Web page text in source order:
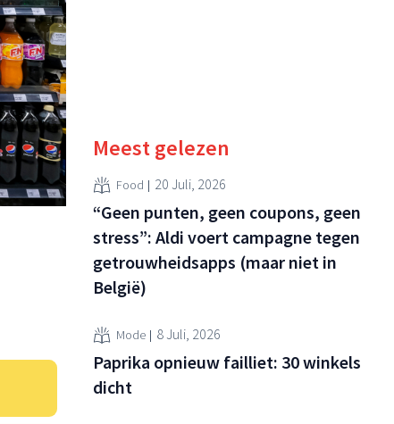
Meest gelezen
Food 20 Juli, 2026
“Geen punten, geen coupons, geen
stress”: Aldi voert campagne tegen
getrouwheidsapps (maar niet in
België)
Mode 8 Juli, 2026
Paprika opnieuw failliet: 30 winkels
dicht